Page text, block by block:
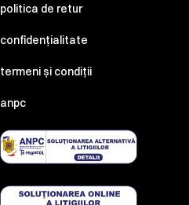
politica de retur
confidențialitate
termeni și condiții
anpc